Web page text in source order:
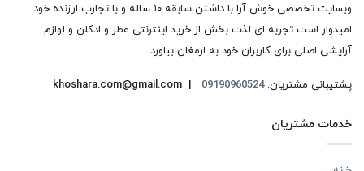
وبسایت تخصصی خوش آرا با داشتن سابقه ۱۰ ساله و با تجارب ارزنده خود
امیدوار است تجربه ای لذت بخش از خرید اینترنتی عطر و ادکلن و لوازم
آرایشی اصلی برای کاربران خود به ارمغان بیاورد.
پشتیبانی مشتریان: khoshara.com@gmail.com | 09190960524
خدمات مشتریان